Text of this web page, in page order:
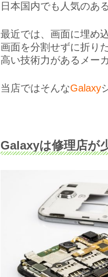
日本国内でも人気のあ
最近では、画面に埋め
画面を分割せずに折り
高い技術力があるメー
当店ではそんなGalaxy
Galaxyは修理店が